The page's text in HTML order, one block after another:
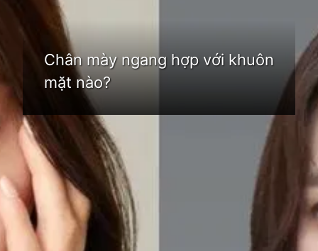
Chân mày ngang hợp với khuôn
mặt nào?